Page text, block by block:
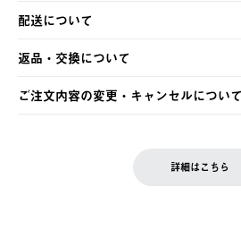
以下のいずれかの方法でお支払いいただ
・クレジットカード決済
・コンビニ決済
・Pay-easy決済
配送について
【発送スケジュール】
ご注文・ご入金完了より2営業日以内に
土日祝の発送はございませんので、木
の発送となる場合がございます。
返品・交換について
※お客様都合の場合
お客様都合の返品にかかる送料は、お
ご注文内容の変更・キャンセルについて
LOGOS FAMILY会員の方は、会員マ
詳細はこちら